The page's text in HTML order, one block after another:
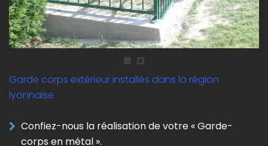
CONTACT
Garde corps extérieur installés dans la région
lyonnaise
Confiez-nous la réalisation de votre « Garde-
corps en métal ».